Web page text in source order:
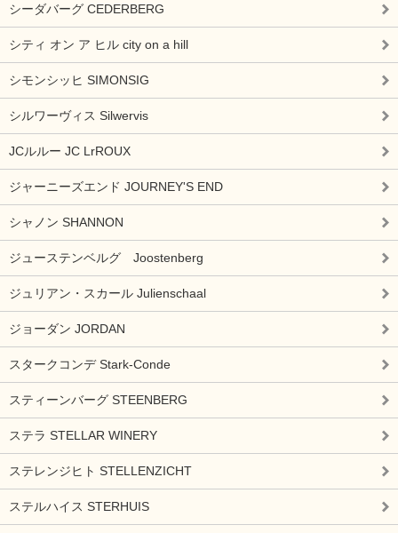
シーダバーグ CEDERBERG
シティ オン ア ヒル city on a hill
シモンシッヒ SIMONSIG
シルワーヴィス Silwervis
JCルルー JC LrROUX
ジャーニーズエンド JOURNEY'S END
シャノン SHANNON
ジューステンベルグ Joostenberg
ジュリアン・スカール Julienschaal
ジョーダン JORDAN
スタークコンデ Stark-Conde
スティーンバーグ STEENBERG
ステラ STELLAR WINERY
ステレンジヒト STELLENZICHT
ステルハイス STERHUIS